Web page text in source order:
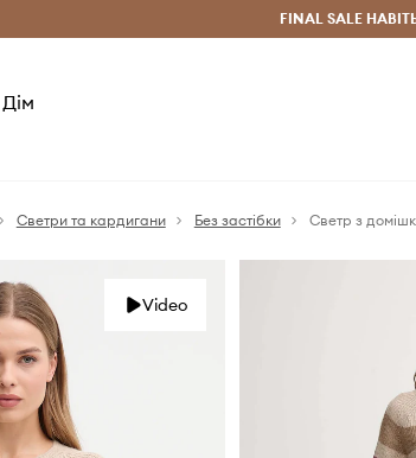
Безкоштовна доставка з ЄС (від 2800 грн) Лише
FINAL SALE
Дім
Светри та кардигани Без застібки Светр з
Video